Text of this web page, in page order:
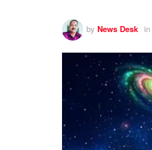
by News Desk in